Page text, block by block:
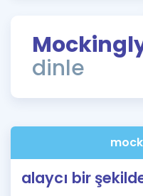
Rehberlik Aracı
ÖSYM Sınav Takvimi
İngilizce Gramer
dinle
alaycı bir